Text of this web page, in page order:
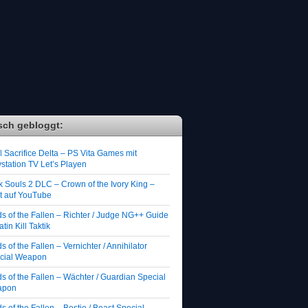
gebloggt:
Sacrifice Delta – PS Vita Games mit
TV Let’s Playen
Souls 2 DLC – Crown of the Ivory King –
auf YouTube
of the Fallen – Richter / Judge NG++ Guide
Kill Taktik
of the Fallen – Vernichter / Annihilator
Weapon
of the Fallen – Wächter / Guardian Special